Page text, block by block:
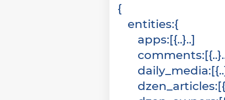
{
entities:{
apps:[{ } ]
comments:[{ }
daily_media:[{
dzen_articles:[{